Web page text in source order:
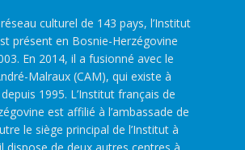
culturel de 143 pays, l’Institut
présent en Bosnie-Herzégovine
En 2014, il a fusionné avec le
Malraux (CAM), qui existe à
1995. L’Institut français de
est affilié à l’ambassade de
le siège principal de l’Institut à